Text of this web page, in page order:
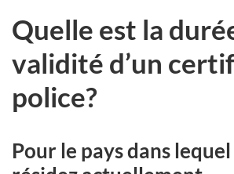
Quelle est la
validité d’un
police?
Pour le pays dans